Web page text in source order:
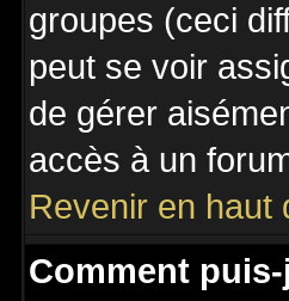
groupes (ceci
peut se voir
de gérer
accès à un
Revenir en haut
Comment